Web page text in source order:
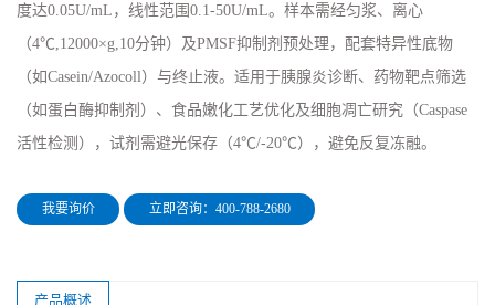
度达0.05U/mL，线性范围0.1-50U/mL。样本需经匀浆、离心
（4℃,12000×g,10分钟）及PMSF抑制剂预处理，配套特异性底物
（如Casein/Azocoll）与终止液。适用于胰腺炎诊断、药物靶点筛选
（如蛋白酶抑制剂）、食品嫩化工艺优化及细胞凋亡研究（Caspase
活性检测），试剂需避光保存（4℃/-20℃），避免反复冻融。
我要询价 立即咨询：400-788-2680
产品概述